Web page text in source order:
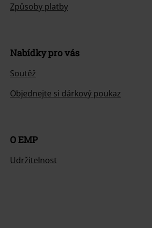
Způsoby platby
Nabídky pro vás
Soutěž
Objednejte si dárkový poukaz
O EMP
Udržitelnost